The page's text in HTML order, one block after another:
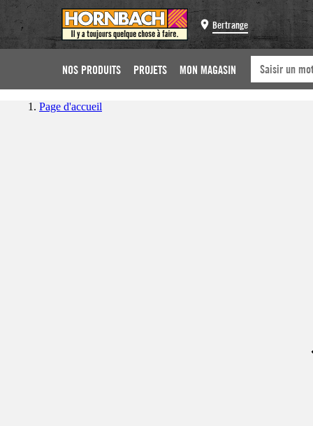
Bertrange
NOS PRODUITS PROJETS MON MAGASIN
Page d'accueil